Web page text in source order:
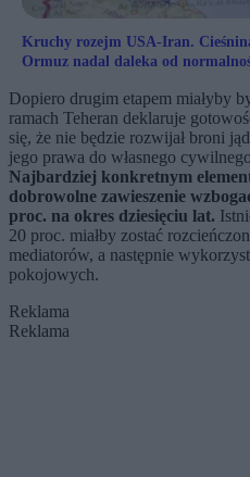
Kruchy rozejm USA-Iran.
Ormuz nadal daleka od
Dopiero drugim etapem miałyby
ramach Teheran deklaruje
się, że nie będzie rozwijał broni
jego prawa do własnego
Najbardziej konkretnym
dobrowolne zawieszenie
proc. na okres dziesięciu lat.
20 proc. miałby zostać
mediatorów, a następnie
pokojowych.
Reklama
Reklama